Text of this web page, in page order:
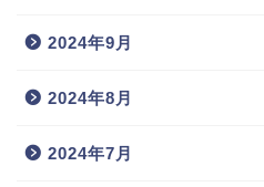
2024年9月
2024年8月
2024年7月